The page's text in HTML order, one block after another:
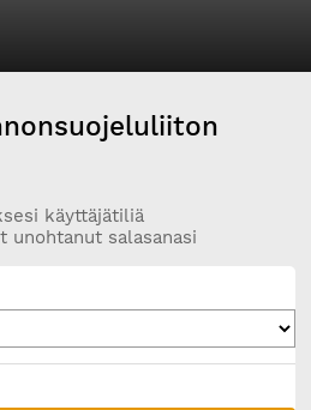
käyttäjätiliä
unohtanut salasanasi